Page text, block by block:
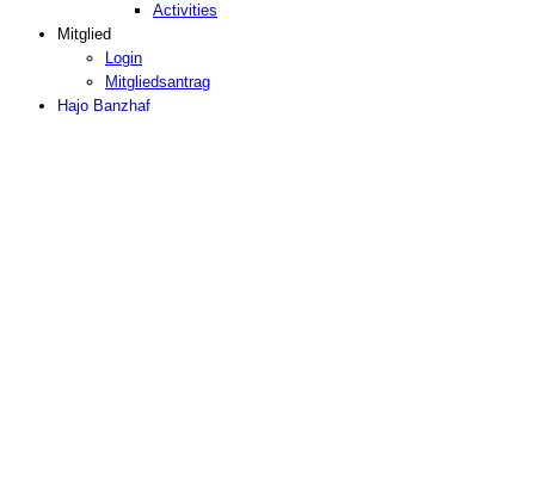
Activities
Mitglied
Login
Mitgliedsantrag
Hajo Banzhaf